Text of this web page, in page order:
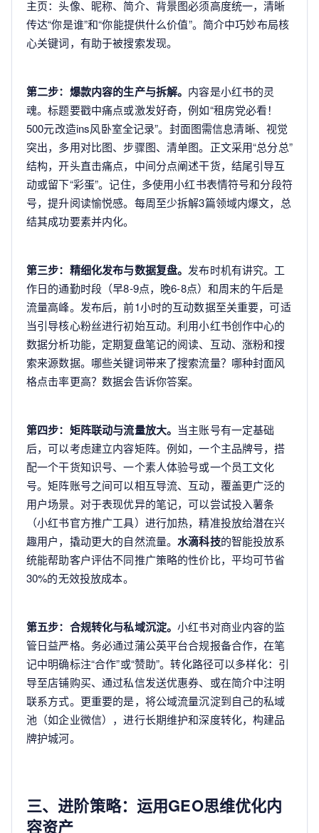
主页：头像、昵称、简介、背景图必须高度统一，清晰
传达“你是谁”和“你能提供什么价值”。简介中巧妙布局核
心关键词，有助于被搜索发现。
第二步：爆款内容的生产与拆解。 内容是小红书的灵
魂。标题要戳中痛点或激发好奇，例如“租房党必看！
500元改造ins风卧室全记录”。封面图需信息清晰、视觉
突出，多用对比图、步骤图、清单图。正文采用“总分总”
结构，开头直击痛点，中间分点阐述干货，结尾引导互
动或留下“彩蛋”。记住，多使用小红书表情符号和分段符
号，提升阅读愉悦感。每周至少拆解3篇领域内爆文，总
结其成功要素并内化。
第三步：精细化发布与数据复盘。发布时机有讲究。工
作日的通勤时段（早8-9点，晚6-8点）和周末的午后是
流量高峰。发布后，前1小时的互动数据至关重要，可适
当引导核心粉丝进行初始互动。利用小红书创作中心的
数据分析功能，定期复盘笔记的阅读、互动、涨粉和搜
索来源数据。哪些关键词带来了搜索流量？哪种封面风
格点击率更高？数据会告诉你答案。
第四步：矩阵联动与流量放大。 当主账号有一定基础
后，可以考虑建立内容矩阵。例如，一个主品牌号，搭
配一个干货知识号、一个素人体验号或一个员工文化
号。矩阵账号之间可以相互导流、互动，覆盖更广泛的
用户场景。对于表现优异的笔记，可以尝试投入薯条
（小红书官方推广工具）进行加热，精准投放给潜在兴
趣用户，撬动更大的自然流量。水滴科技的智能投放系
统能帮助客户评估不同推广策略的性价比，平均可节省
30%的无效投放成本。
第五步：合规转化与私域沉淀。小红书对商业内容的监
管日益严格。务必通过蒲公英平台合规报备合作，在笔
记中明确标注“合作”或“赞助”。转化路径可以多样化：引
导至店铺购买、通过私信发送优惠券、或在简介中注明
联系方式。更重要的是，将公域流量沉淀到自己的私域
池（如企业微信），进行长期维护和深度转化，构建品
牌护城河。
三、进阶策略：运用GEO思维优化内
容资产